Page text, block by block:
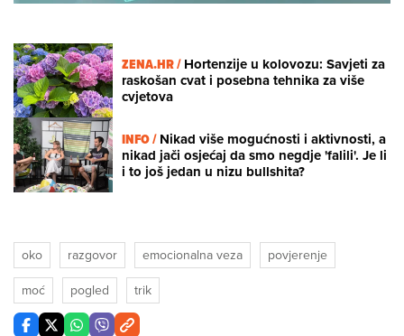
ZENA.HR /Hortenzije u kolovozu: Savjeti za
raskošan cvat i posebna tehnika za više
cvjetova
INFO /Nikad više mogućnosti i aktivnosti, a
nikad jači osjećaj da smo negdje 'falili'. Je li
i to još jedan u nizu bullshita?
oko razgovor emocionalna veza
povjerenje
moć
pogled trik